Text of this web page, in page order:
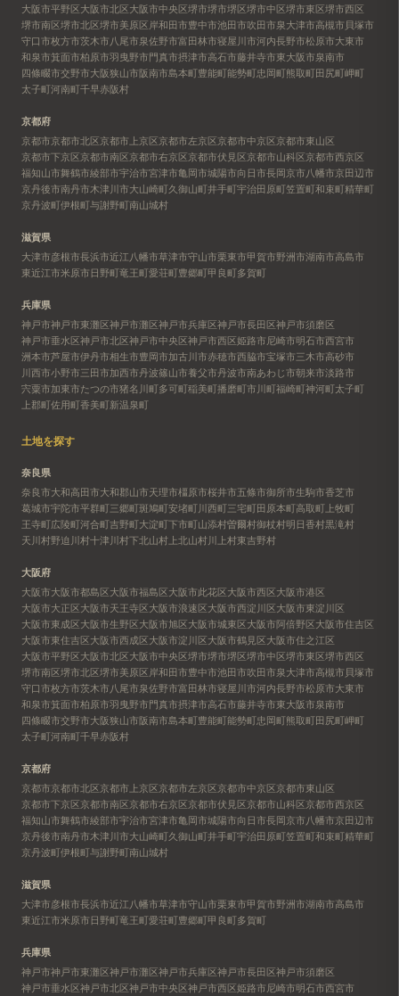
大阪市平野区大阪市北区大阪市中央区堺市堺市堺区堺市中区堺市東区堺市西区
堺市南区堺市北区堺市美原区岸和田市豊中市池田市吹田市泉大津市高槻市 貝塚市
守口市枚方市茨木市八尾市泉佐野市富田林市寝屋川市河内長野市松原市大東市
和泉市箕面市柏原市羽曳野市門真市摂津市高石市藤井寺市東大阪市泉南市
四條畷市交野市大阪狭山市阪南市島本町豊能町能勢町忠岡町熊取町田尻町岬町
太子町河南町千早赤阪村
京都府
京都市京都市北区京都市上京区京都市左京区京都市中京区京都市東山区
京都市下京区京都市南区京都市右京区京都市伏見区京都市山科区京都市西京区
福知山市舞鶴市綾部市宇治市宮津市亀岡市城陽市向日市長岡京市八幡市京田辺市
京丹後市南丹市木津川市大山崎町久御山町井手町宇治田原町笠置町和束町精華町
京丹波町伊根町与謝野町南山城村
滋賀県
大津市彦根市長浜市近江八幡市草津市守山市栗東市甲賀市野洲市湖南市高島市
東近江市米原市日野町竜王町愛荘町豊郷町甲良町多賀町
兵庫県
神戸市神戸市東灘区神戸市灘区神戸市兵庫区神戸市長田区神戸市須磨区
神戸市垂水区神戸市北区神戸市中央区神戸市西区姫路市尼崎市明石市西宮市
洲本市芦屋市伊丹市相生市豊岡市加古川市赤穂市西脇市宝塚市三木市高砂市
川西市小野市三田市加西市丹波篠山市養父市丹波市南あわじ市朝来市淡路市
宍粟市加東市たつの市猪名川町多可町稲美町播磨町市川町福崎町神河町太子町
上郡町佐用町香美町新温泉町
土地を探す
奈良県
奈良市大和高田市大和郡山市天理市橿原市桜井市五條市御所市生駒市香芝市
葛城市宇陀市平群町三郷町斑鳩町安堵町川西町三宅町田原本町高取町 上牧町
王寺町広陵町河合町吉野町大淀町下市町山添村曽爾村御杖村明日香村黒滝村
天川村野迫川村十津川村下北山村 上北山村川上村東吉野村
大阪府
大阪市大阪市都島区大阪市福島区大阪市此花区大阪市西区大阪市港区
大阪市大正区大阪市天王寺区大阪市浪速区大阪市西淀川区大阪市東淀川区
大阪市東成区大阪市生野区大阪市旭区大阪市城東区大阪市阿倍野区大阪市住吉区
大阪市東住吉区大阪市西成区大阪市淀川区大阪市鶴見区大阪市住之江区
大阪市平野区大阪市北区大阪市中央区堺市堺市堺区堺市中区堺市東区堺市西区
堺市南区堺市北区堺市美原区岸和田市豊中市池田市吹田市泉大津市高槻市 貝塚市
守口市枚方市茨木市八尾市泉佐野市富田林市寝屋川市河内長野市松原市大東市
和泉市箕面市柏原市羽曳野市門真市摂津市高石市藤井寺市東大阪市泉南市
四條畷市交野市大阪狭山市阪南市島本町豊能町能勢町忠岡町熊取町田尻町岬町
太子町河南町千早赤阪村
京都府
京都市京都市北区京都市上京区京都市左京区京都市中京区京都市東山区
京都市下京区京都市南区京都市右京区京都市伏見区京都市山科区京都市西京区
福知山市舞鶴市綾部市宇治市宮津市亀岡市城陽市向日市長岡京市八幡市京田辺市
京丹後市南丹市木津川市大山崎町久御山町井手町宇治田原町笠置町和束町精華町
京丹波町伊根町与謝野町南山城村
滋賀県
大津市彦根市長浜市近江八幡市草津市守山市栗東市甲賀市野洲市湖南市高島市
東近江市米原市日野町竜王町愛荘町豊郷町甲良町多賀町
兵庫県
神戸市神戸市東灘区神戸市灘区神戸市兵庫区神戸市長田区神戸市須磨区
神戸市垂水区神戸市北区神戸市中央区神戸市西区姫路市尼崎市明石市西宮市